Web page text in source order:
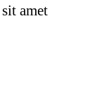
amet